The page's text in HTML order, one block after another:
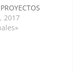
2017